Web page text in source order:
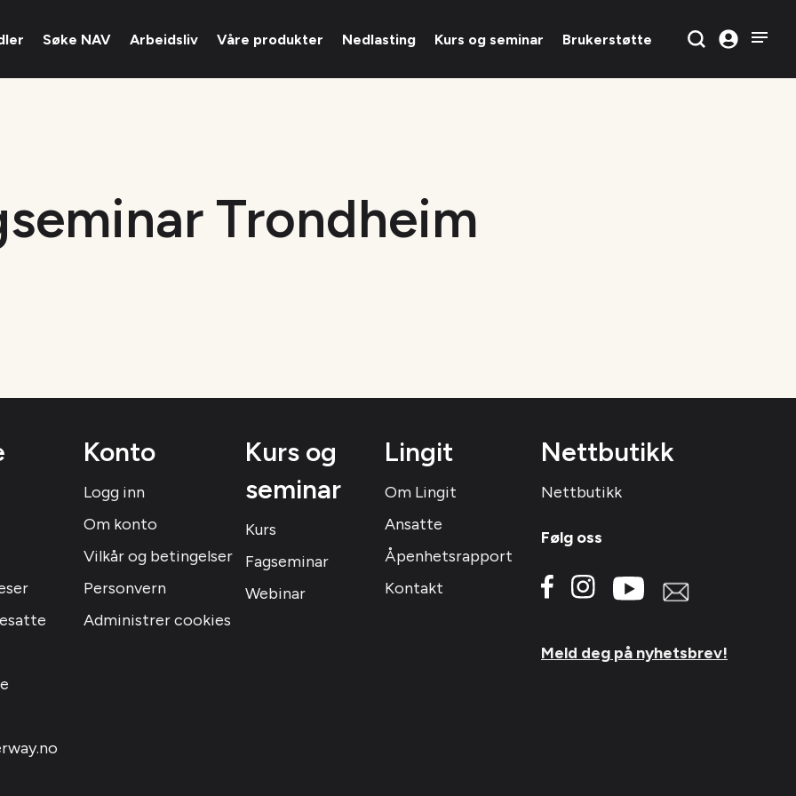
Søke NAV Arbeidsliv Våre produkter Nedlasting Kurs og seminar Brukerstøtte
Trondheim
Konto
Logg inn
Om konto
Vilkår og betingelser
Personvern
Administrer cookies
Kurs og
seminar
Kurs
Fagseminar
Webinar
Lingit
Om Lingit
Ansatte
Åpenhetsrapport
Kontakt
Nettbutikk
Nettbutikk
Følg oss
Meld deg på nyhetsbrev!